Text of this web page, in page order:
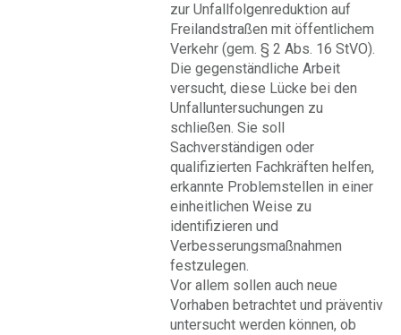
zur Unfallfolgenreduktion auf
Freilandstraßen mit öffentlichem
Verkehr (gem. § 2 Abs. 16 StVO).
Die gegenständliche Arbeit
versucht, diese Lücke bei den
Unfalluntersuchungen zu
schließen. Sie soll
Sachverständigen oder
qualifizierten Fachkräften helfen,
erkannte Problemstellen in einer
einheitlichen Weise zu
identifizieren und
Verbesserungsmaßnahmen
festzulegen.
Vor allem sollen auch neue
Vorhaben betrachtet und präventiv
untersucht werden können, ob